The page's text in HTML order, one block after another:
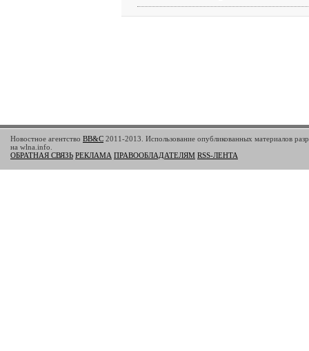
Новостное агентство BB&C 2011-2013. Использование опубликованных материалов
на wlna.info.
ОБРАТНАЯ СВЯЗЬ РЕКЛАМА ПРАВООБЛАДАТЕЛЯМ RSS-ЛЕНТА